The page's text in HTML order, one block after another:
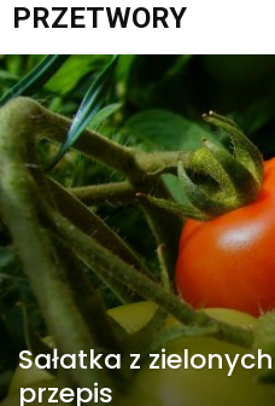
PRZETWORY
Sałatka z
przepis